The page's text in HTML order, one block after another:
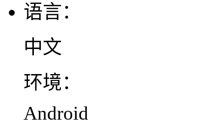
语言：
中文
环境：
Android